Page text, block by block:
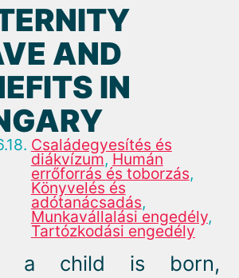
AND
IN
Családegyesítés és
diákvízum, Humán
errőforrás és toborzás,
Könyvelés és
adótanácsadás,
Munkavállalási engedély,
Tartózkodási engedély
a child is born,